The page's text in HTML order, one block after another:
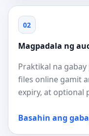
02
Magpadala ng
Praktikal na
files online gamit
expiry, at optional
Basahin ang